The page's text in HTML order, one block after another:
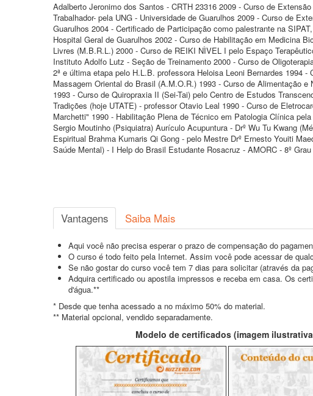
Adalberto Jeronimo dos Santos - CRTH 23316 2009 - Curso de
Trabalhador- pela UNG - Universidade de Guarulhos 2009 - Curso de
Guarulhos 2004 - Certificado de Participação como palestrante na
Hospital Geral de Guarulhos 2002 - Curso de Habilitação em Medicina
Livres (M.B.R.L.) 2000 - Curso de REIKI NÌVEL I pelo Espaço
Instituto Adolfo Lutz - Seção de Treinamento 2000 - Curso de
2ª e última etapa pelo H.L.B. professora Heloisa Leoni Bernardes 1994
Massagem Oriental do Brasil (A.M.O.R.) 1993 - Curso de Alimentação
1993 - Curso de Quiropraxia II (Sei-Tai) pelo Centro de Estudos
Tradições (hoje UTATE) - professor Otavio Leal 1990 - Curso de
Marchetti" 1990 - Habilitação Plena de Técnico em Patologia Clínica
Sergio Moutinho (Psiquiatra) Aurículo Acupuntura - Drº Wu Tu Kwang
Espiritual Brahma Kumaris Qi Gong - pelo Mestre Drº Ernesto Youiti
Saúde Mental) - I Help do Brasil Estudante Rosacruz - AMORC - 8º
Vantagens Saiba Mais
Aqui você não precisa esperar o prazo de compensação do
O curso é todo feito pela Internet. Assim você pode acessar de
Se não gostar do curso você tem 7 dias para solicitar (através da
Adquira certificado ou apostila impressos e receba em casa. Os
d'água.**
* Desde que tenha acessado a no máximo 50% do material.
** Material opcional, vendido separadamente.
Modelo de certificados (imagem